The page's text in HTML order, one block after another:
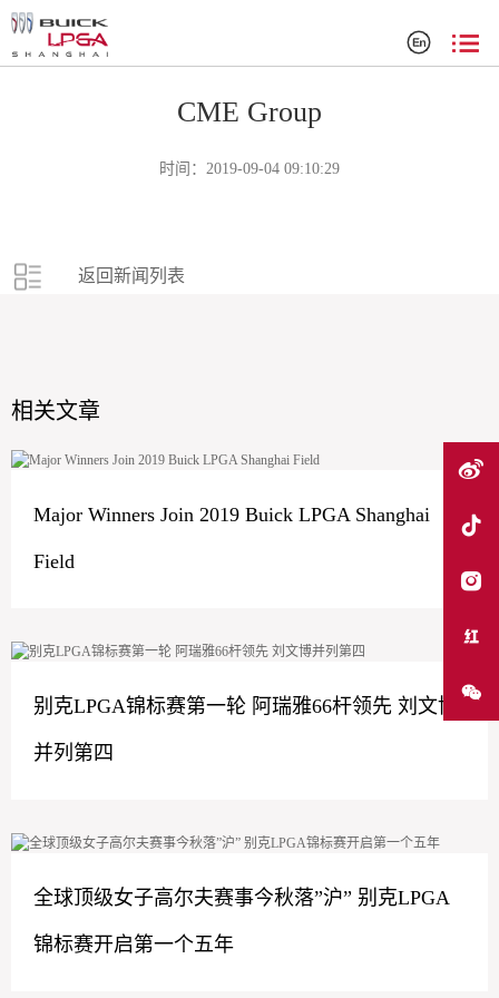
CME Group
时间：2019-09-04 09:10:29
返回新闻列表
相关文章
Major Winners Join 2019 Buick LPGA Shanghai
Field
别克LPGA锦标赛第一轮 阿瑞雅66杆领先 刘文博
并列第四
全球顶级女子高尔夫赛事今秋落”沪” 别克LPGA
锦标赛开启第一个五年